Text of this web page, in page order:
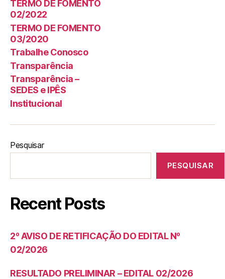
TERMO DE FOMENTO
02/2022
TERMO DE FOMENTO
03/2020
Trabalhe Conosco
Transparência
Transparência –
SEDES e IPÊS
Institucional
Pesquisar
PESQUISAR
Recent Posts
2º AVISO DE RETIFICAÇÃO DO EDITAL Nº
02/2026
RESULTADO PRELIMINAR – EDITAL 02/2026